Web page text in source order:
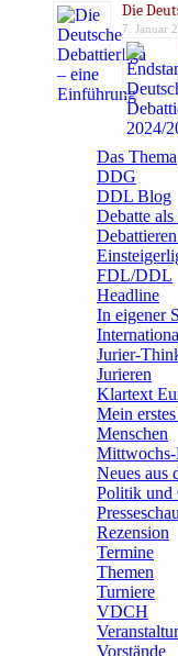
Die
7. Januar
Das Thema
DDG
DDL Blog
Debatte
FDL/DDL
Headline
In eigener
Jurier-
Jurieren
Klartext
Mein
Menschen
Mittwochs-
Neues aus
Politik und
Presseschau
Rezension
Termine
Themen
Turniere
VDCH
Vorstände